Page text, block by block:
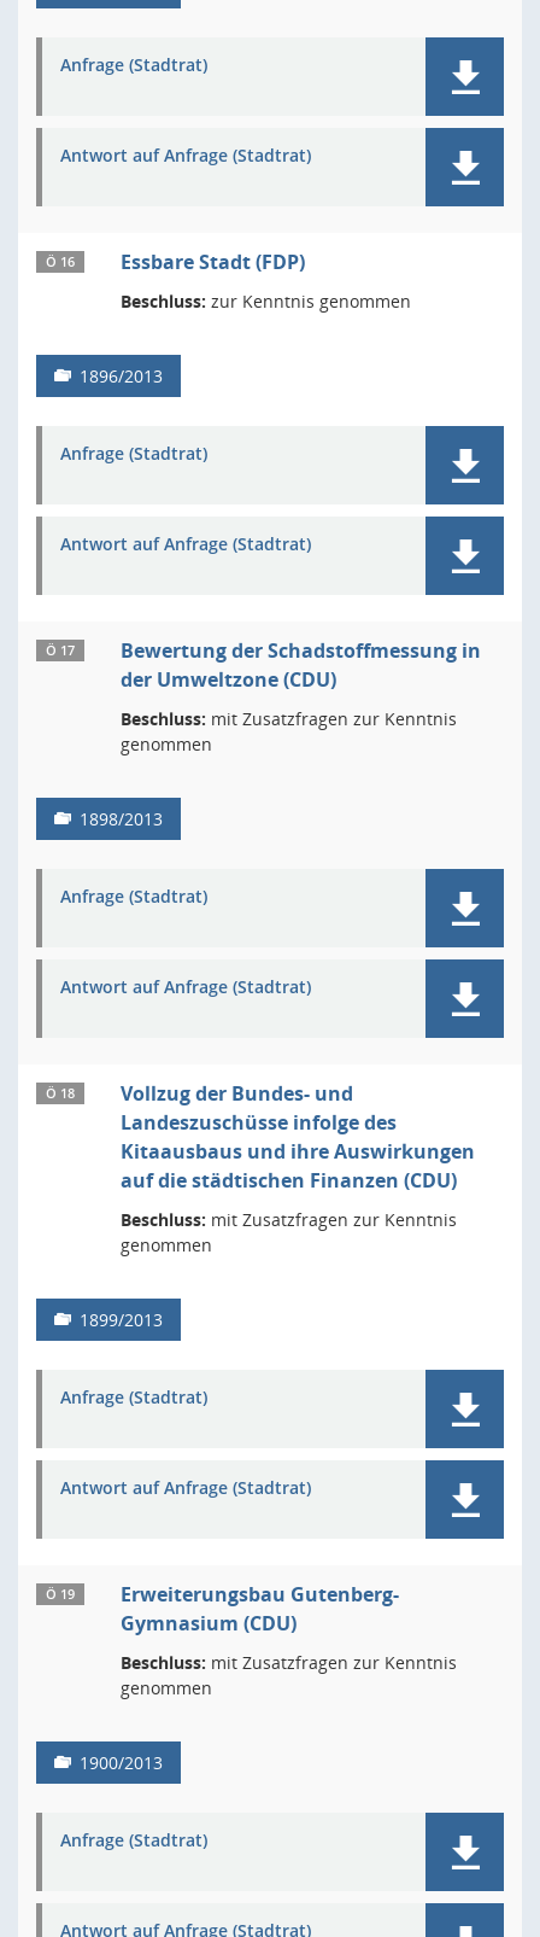
Anfrage (Stadtrat)
Antwort auf Anfrage (Stadtrat)
Ö 16 Essbare Stadt (FDP)
Beschluss: zur Kenntnis genommen
1896/2013
Anfrage (Stadtrat)
Antwort auf Anfrage (Stadtrat)
Ö 17
Bewertung der Schadstoffmessung in
der Umweltzone (CDU)
Beschluss: mit Zusatzfragen zur Kenntnis
genommen
1898/2013
Anfrage (Stadtrat)
Antwort auf Anfrage (Stadtrat)
Ö 18
Vollzug der Bundes- und
Landeszuschüsse infolge des
Kitaausbaus und ihre Auswirkungen
auf die städtischen Finanzen (CDU)
Beschluss: mit Zusatzfragen zur Kenntnis
genommen
1899/2013
Anfrage (Stadtrat)
Antwort auf Anfrage (Stadtrat)
Ö 19
Erweiterungsbau Gutenberg-
Gymnasium (CDU)
Beschluss: mit Zusatzfragen zur Kenntnis
genommen
1900/2013
Anfrage (Stadtrat)
Antwort auf Anfrage (Stadtrat)